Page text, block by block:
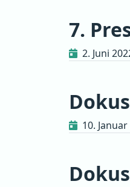
7.
2. Juni
10.